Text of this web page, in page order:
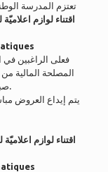
تعتزم المدرسة
اقتناء لوازم
فعلى الراغبين
المصلحة المالية
صباحا إلى الساعة منتصف النهار.
يتم إيداع العروض
اقتناء لوازم